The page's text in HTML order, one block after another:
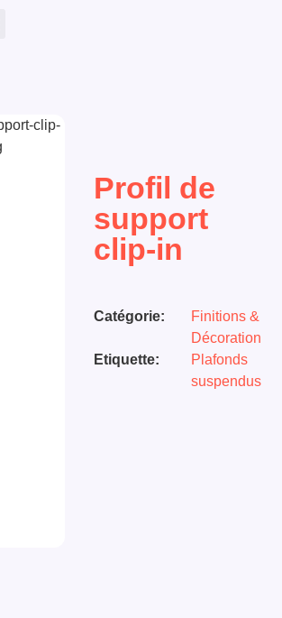
Profil de
support
clip-in
Catégorie:
Finitions &
Décoration
Etiquette:
Plafonds
suspendus